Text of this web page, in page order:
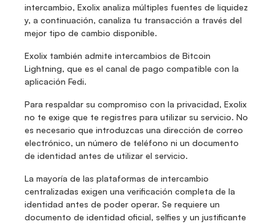
intercambio, Exolix analiza múltiples fuentes de liquidez
y, a continuación, canaliza tu transacción a través del
mejor tipo de cambio disponible.
Exolix también admite intercambios de Bitcoin
Lightning, que es el canal de pago compatible con la
aplicación Fedi.
Para respaldar su compromiso con la privacidad, Exolix
no te exige que te registres para utilizar su servicio. No
es necesario que introduzcas una dirección de correo
electrónico, un número de teléfono ni un documento
de identidad antes de utilizar el servicio.
La mayoría de las plataformas de intercambio
centralizadas exigen una verificación completa de la
identidad antes de poder operar. Se requiere un
documento de identidad oficial, selfies y un justificante